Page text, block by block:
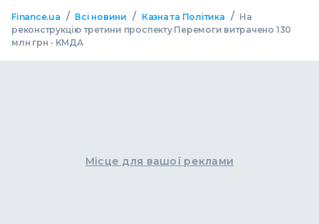
Finance.ua / Всі новини / Казна та Політика / На
реконструкцію третини проспекту Перемоги витрачено 130
млн грн - КМДА
Місце для вашої реклами